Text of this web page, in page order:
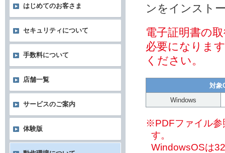
ンをインスト
電子証明書の
必要になりま
ください。
対象
Windows
※PDFファイル参
す。
WindowsOSは
はじめてのお客さま
セキュリティについて
手数料について
店舗一覧
サービスのご案内
体験版